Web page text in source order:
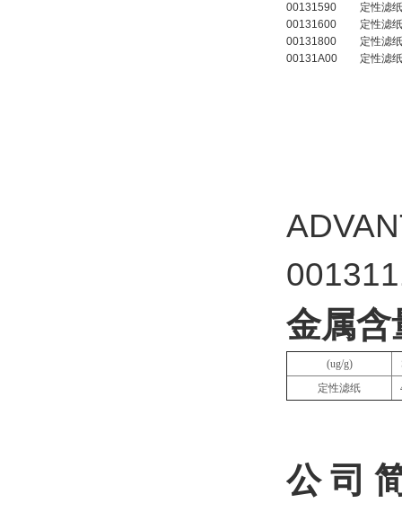
00131590
定性滤纸
00131600
定性滤纸
00131800
定性滤纸
00131A00
定性滤纸
金属含
(ug/g)
定性滤纸
公 司